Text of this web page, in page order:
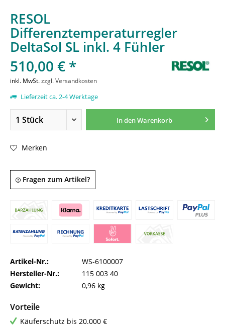
RESOL
Differenztemperaturregler
DeltaSol SL inkl. 4 Fühler
510,00 € *
inkl. MwSt.zzgl. Versandkosten
Lieferzeit ca. 2-4 Werktage
In denWarenkorb
Merken
Fragen zum Artikel?
Artikel-Nr.:
WS-6100007
Hersteller-Nr.:
115 003 40
Gewicht:
0,96 kg
Vorteile
Käuferschutz bis 20.000 €